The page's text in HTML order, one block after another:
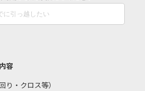
容
り・クロス等）